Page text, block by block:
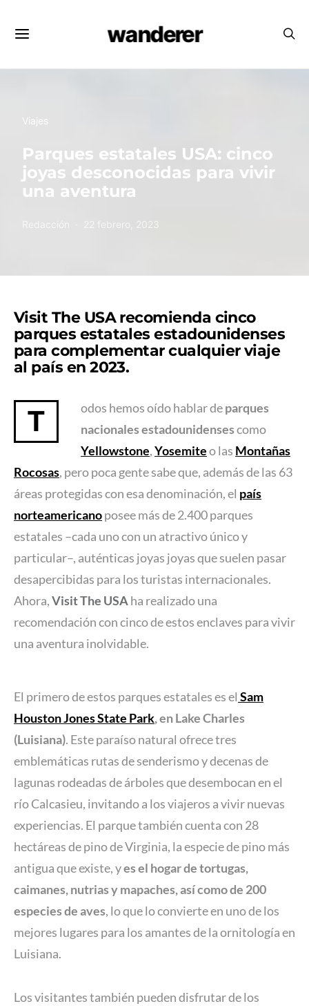
wanderer
Viajes
Parques estatales USA: cinco
joyas desconocidas para vivir
una aventura
22 febrero, 2023
Visit The USA recomienda cinco
parques estatales estadounidenses
para complementar cualquier viaje
al país en 2023.
T odos hemos oído hablar deparques
nacionales estadounidensescomo
Yellowstone,Yosemiteo las Montañas
Rocosas, pero poca gente sabe que, además de las 63
áreas protegidas con esa denominación, el país
norteamericanoposee más de 2.400 parques
estatales –cada uno con un atractivo único y
particular–, auténticas joyas joyas que suelen pasar
desapercibidas para los turistas internacionales.
Ahora,Visit The USAha realizado una
recomendación con cinco de estos enclaves para vivir
una aventura inolvidable.
El primero de estos parques estatales es el Sam
Houston Jones State Park, en Lake Charles
(Luisiana). Este paraíso natural ofrece tres
emblemáticas rutas de senderismo y decenas de
lagunas rodeadas de árboles que desembocan en el
río Calcasieu, invitando a los viajeros a vivir nuevas
experiencias. El parque también cuenta con 28
hectáreas de pino de Virginia, la especie de pino más
antigua que existe, yes el hogar de tortugas,
caimanes, nutrias y mapaches, así como de 200
especies de aves, lo que lo convierte en uno de los
mejores lugares para los amantes de la ornitología en
Luisiana.
Los visitantes también pueden disfrutar de los